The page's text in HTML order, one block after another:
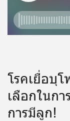
โรคเยื่อบุ
เลือกในก
การมีลูก!